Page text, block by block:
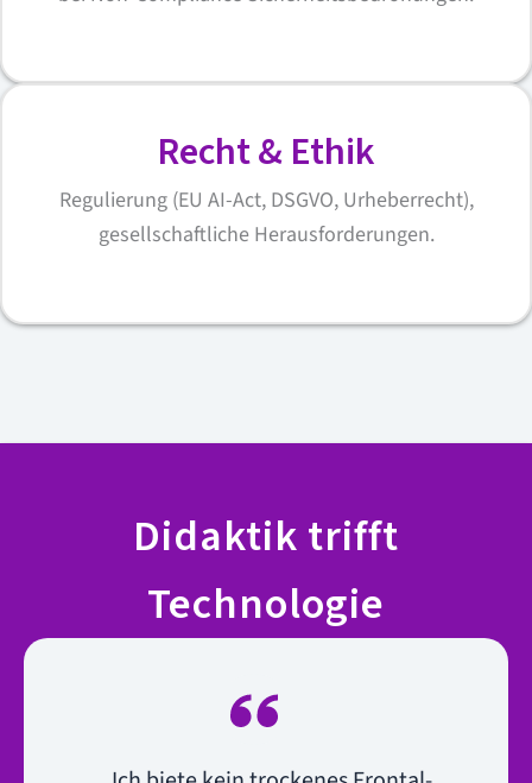
Recht & Ethik
Regulierung (EU AI-Act, DSGVO, Urheberrecht),
gesellschaftliche Herausforderungen.
Didaktik trifft
Technologie